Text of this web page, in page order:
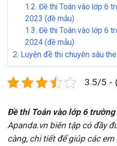
1.2. Đề thi Toán vào lớp 6
2023 (đề mẫu)
1.3. Đề thi Toán vào lớp 6
2024 (đề mẫu)
2. Luyện đề thi chuyên sâu
3.5/5 -
Đề thi Toán vào lớp 6
Apanda.vn biên tập có đầy
càng, chi tiết để giúp các